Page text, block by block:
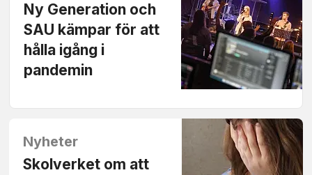
Ny Generation och
SAU kämpar för att
hålla igång i
pandemin
Nyheter
Skolverket om att